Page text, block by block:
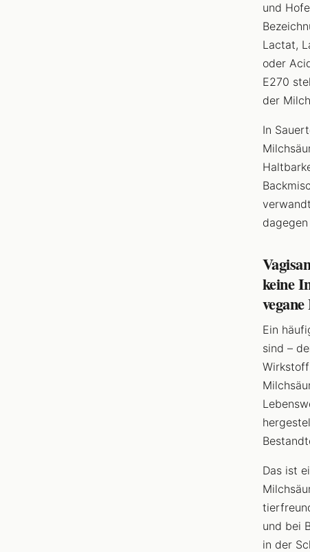
und
Lactat,
oder
E270
der
In
keine
Ein
sind –
Das ist
und bei
in der